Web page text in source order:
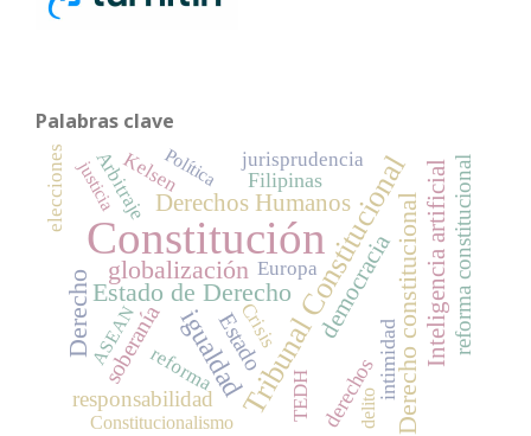
Palabras clave
ConstituciónTribunal Constitucional
igualdad
Estado de Derecho
globalización Derecho constitucional
Derecho democracia Inteligencia artificial
Derechos Humanos
Estado reforma constitucional
soberanía
responsabilidad intimidad
Filipinas
derechos
Crisis
jurisprudencia
reforma
TEDH
elecciones
Europa
ArbitrajeKelsen
Constitucionalismo
Política
ASEAN
justicia
delito